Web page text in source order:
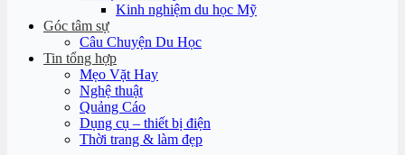
Kinh nghiệm du học Mỹ
Góc tâm sự
Câu Chuyện Du Học
Tin tổng hợp
Mẹo Vặt Hay
Nghệ thuật
Quảng Cáo
Dụng cụ – thiết bị điện
Thời trang & làm đẹp